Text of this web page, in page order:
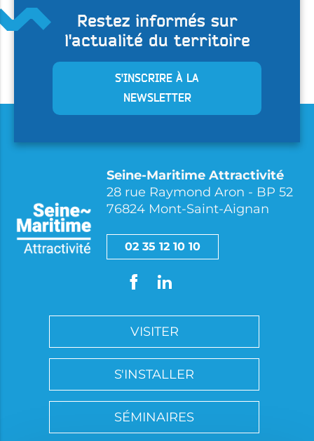
Restez informés sur
l'actualité du territoire
S'INSCRIRE À LA
NEWSLETTER
Seine-Maritime Attractivité
28 rue Raymond Aron - BP 52
76824 Mont-Saint-Aignan
02 35 12 10 10
VISITER
S'INSTALLER
SÉMINAIRES